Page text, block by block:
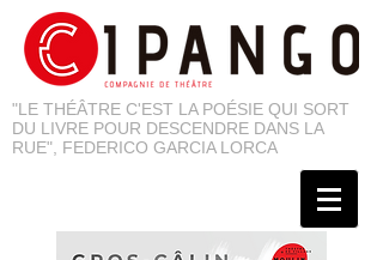
"LE THÉÂTRE C'EST LA POÉSIE QUI SORT
DU LIVRE POUR DESCENDRE DANS LA
RUE", FEDERICO GARCIA LORCA